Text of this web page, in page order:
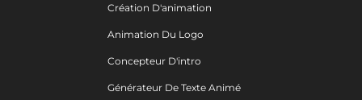
Création D'animation
Animation Du Logo
Concepteur D'intro
Générateur De Texte Animé